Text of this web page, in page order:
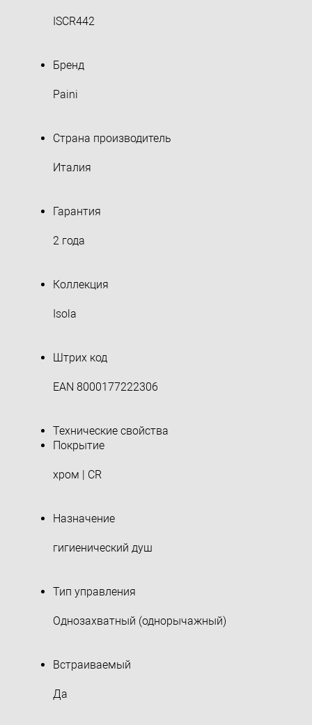
ISCR442
Бренд
Paini
Страна производитель
Италия
Гарантия
2 года
Коллекция
Isola
Штрих код
EAN 8000177222306
Технические свойства
Покрытие
хром | CR
Назначение
гигиенический душ
Тип управления
Однозахватный (однорычажный)
Встраиваемый
Да